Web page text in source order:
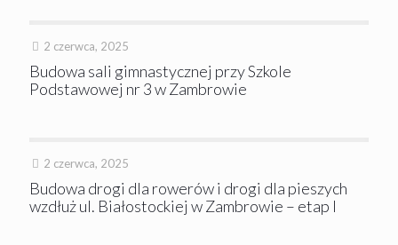
2 czerwca, 2025
Budowa sali gimnastycznej przy Szkole
Podstawowej nr 3 w Zambrowie
2 czerwca, 2025
Budowa drogi dla rowerów i drogi dla pieszych
wzdłuż ul. Białostockiej w Zambrowie – etap I